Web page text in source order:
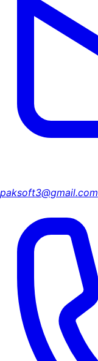
paksoft3@gmail.com